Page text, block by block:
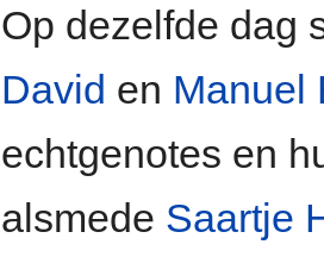
Op dezelfde dag
David en Manuel
echtgenotes en
alsmede Saartje